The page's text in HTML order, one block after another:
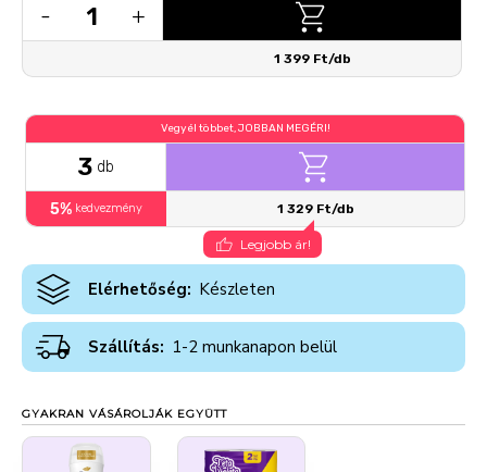
- 1 +
1 399 Ft/db
Vegyél többet, JOBBAN MEGÉRI!
3 db
5% kedvezmény 1 329 Ft/db
Legjobb ár!
Elérhetőség: Készleten
Szállítás: 1-2 munkanapon belül
GYAKRAN VÁSÁROLJÁK EGYÜTT